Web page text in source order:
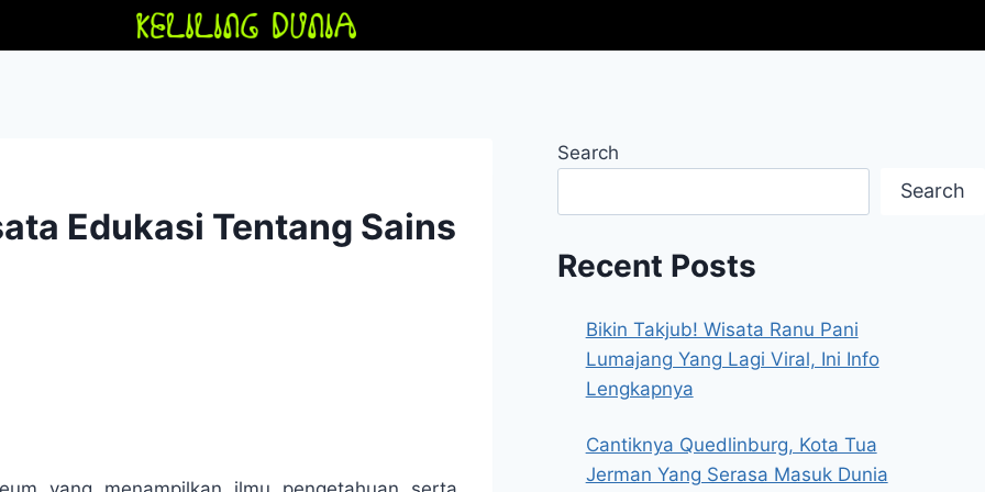
Edukasi Tentang Sains
Search
Search
Recent Posts
Bikin Takjub! Wisata Ranu Pani
Lumajang Yang Lagi Viral, Ini Info
Lengkapnya
Cantiknya Quedlinburg, Kota Tua
Jerman Yang Serasa Masuk Dunia